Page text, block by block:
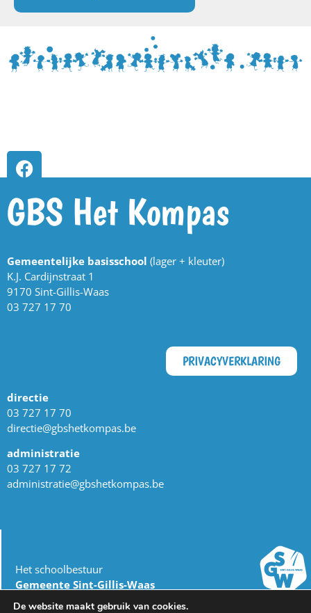
GBS Het Kompas
Gemeentelijke basisschool (lager + kleuter)
K.J. Cardijnstraat 1
9170 Sint-Gillis-Waas
03 727 17 70
PRIVACYVERKLARING
directie
03 727 17 70
directie@gbshetkompas.be
administratie
03 727 17 72
administratie@gbshetkompas.be
Het schoolbestuur
Gemeente Sint-Gillis-Waas
dienst Onderwijs
De website maakt gebruik van cookies.